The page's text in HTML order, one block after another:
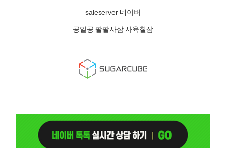
saleserver 네이버
공일공 팔팔사삼 사육칠삼